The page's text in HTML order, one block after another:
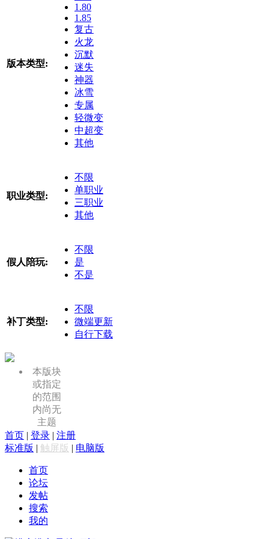
版本类型:
1.80
1.85
复古
火龙
沉默
迷失
神器
冰雪
专属
轻微变
中超变
其他
职业类型:
不限
单职业
三职业
其他
假人陪玩:
不限
是
不是
补丁类型:
不限
微端更新
自行下载
本版块
或指定
的范围
内尚无
主题
首页 | 登录 | 注册
标准版 | 触屏版 | 电脑版
首页
论坛
发帖
搜索
我的